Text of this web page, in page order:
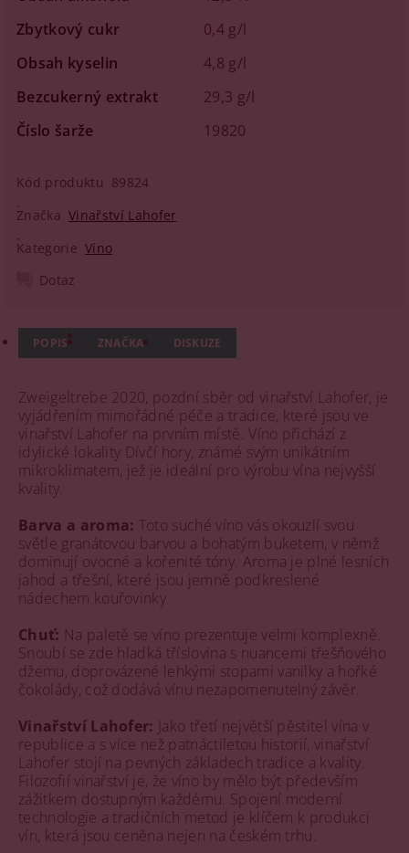
Zbytkový cukr
0,4 g/l
Obsah kyselin
4,8 g/l
Bezcukerný extrakt
29,3 g/l
Číslo šarže
19820
Kód produktu 89824
Značka Vinařství Lahofer
Kategorie Víno
Dotaz
POPIS ZNAČKA DISKUZE
Zweigeltrebe 2020, pozdní sběr od vinařství Lahofer, je
vyjádřením mimořádné péče a tradice, které jsou ve
vinařství Lahofer na prvním místě. Víno přichází z
idylické lokality Dívčí hory, známé svým unikátním
mikroklimatem, jež je ideální pro výrobu vína nejvyšší
kvality.
Barva a aroma: Toto suché víno vás okouzlí svou
světle granátovou barvou a bohatým buketem, v němž
dominují ovocné a kořenité tóny. Aroma je plné lesních
jahod a třešní, které jsou jemně podkreslené
nádechem kouřovinky.
Chuť: Na paletě se víno prezentuje velmi komplexně.
Snoubí se zde hladká tříslovina s nuancemi třešňového
džemu, doprovázené lehkými stopami vanilky a hořké
čokolády, což dodává vínu nezapomenutelný závěr.
Vinařství Lahofer: Jako třetí největší pěstitel vína v
republice a s více než patnáctiletou historií, vinařství
Lahofer stojí na pevných základech tradice a kvality.
Filozofií vinařství je, že víno by mělo být především
zážitkem dostupným každému. Spojení moderní
technologie a tradičních metod je klíčem k produkci
vín, která jsou ceněna nejen na českém trhu.